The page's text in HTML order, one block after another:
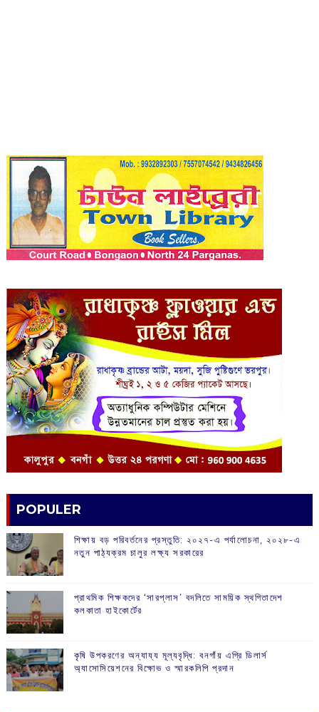
POPULER
শিক্ষায় বড় পরিবর্তনের প্রস্তুতি: ২০২৭-এ পর্যালোচনা, ২০২৮-এ
নতুন পাঠ্যক্রম চালুর লক্ষ্য সরকারের
প্রাথমিক শিক্ষকদের ‘সারপ্লাস’ বদলিতে সাময়িক স্থগিতাদেশ
কলকাতা হাইকোর্টের
কৃষি উপকরণের অন্যায্য মূল্যবৃদ্ধি: বনগাঁয় এগ্রি ডিলার্স
অ্যাসোসিয়েশনের বিক্ষোভ ও স্মারকলিপি প্রদান